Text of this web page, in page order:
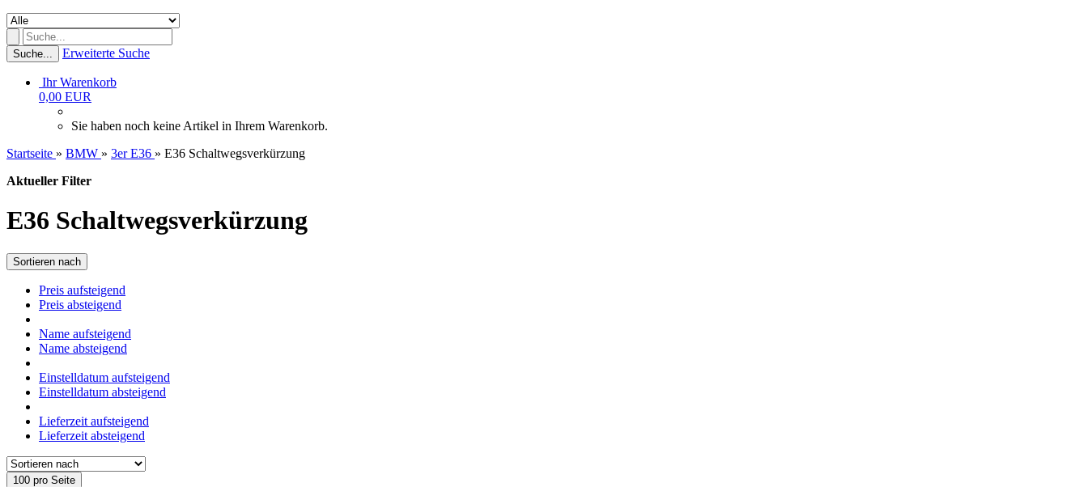
Suche... Erweiterte Suche
Ihr Warenkorb
0,00 EUR
Sie haben noch keine Artikel in Ihrem Warenkorb.
Startseite » BMW » 3er E36 » E36 Schaltwegsverkürzung
Aktueller Filter
E36 Schaltwegsverkürzung
Sortieren nach
Preis aufsteigend
Preis absteigend
Name aufsteigend
Name absteigend
Einstelldatum aufsteigend
Einstelldatum absteigend
Lieferzeit aufsteigend
Lieferzeit absteigend
100 pro Seite